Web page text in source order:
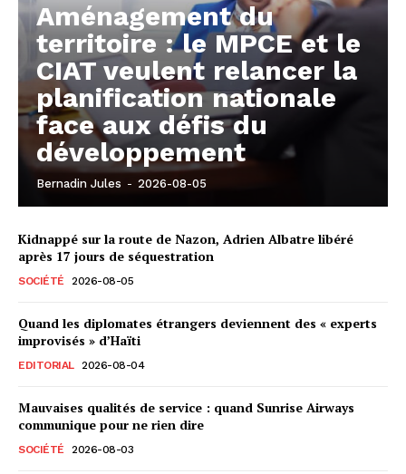
Aménagement du
territoire : le MPCE et le
CIAT veulent relancer la
planification nationale
face aux défis du
développement
Bernadin Jules - 2026-08-05
Kidnappé sur la route de Nazon, Adrien Albatre libéré
après 17 jours de séquestration
SOCIÉTÉ 2026-08-05
Quand les diplomates étrangers deviennent des « experts
improvisés » d’Haïti
EDITORIAL 2026-08-04
Mauvaises qualités de service : quand Sunrise Airways
communique pour ne rien dire
SOCIÉTÉ 2026-08-03